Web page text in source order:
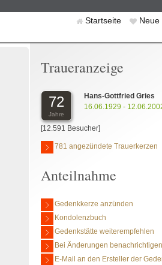
Startseite Neue
Traueranzeige
72
Jahre
Hans-Gottfried Gries
16.06.1929 -
[12.591 Besucher]
781 angezündete Trauerkerzen
Anteilnahme
Gedenkkerze anzünden
Kondolenzbuch
Gedenkstätte weiterempfehlen
Bei Änderungen benachrichtigen
E-Mail an den Ersteller der